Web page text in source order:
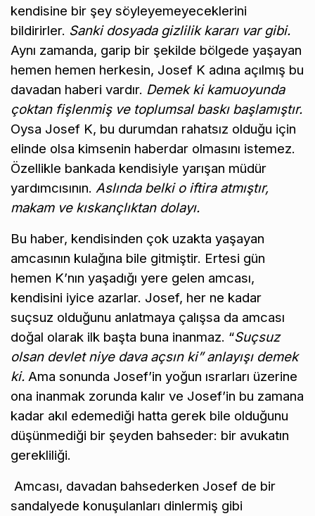
kendisine bir şey söyleyemeyeceklerini
bildirirler. Sanki dosyada gizlilik kararı var gibi.
Aynı zamanda, garip bir şekilde bölgede yaşayan
hemen hemen herkesin, Josef K adına açılmış bu
davadan haberi vardır. Demek ki kamuoyunda
çoktan fişlenmiş ve toplumsal baskı başlamıştır.
Oysa Josef K, bu durumdan rahatsız olduğu için
elinde olsa kimsenin haberdar olmasını istemez.
Özellikle bankada kendisiyle yarışan müdür
yardımcısının. Aslında belki o iftira atmıştır,
makam ve kıskançlıktan dolayı.
Bu haber, kendisinden çok uzakta yaşayan
amcasının kulağına bile gitmiştir. Ertesi gün
hemen K’nın yaşadığı yere gelen amcası,
kendisini iyice azarlar. Josef, her ne kadar
suçsuz olduğunu anlatmaya çalışsa da amcası
doğal olarak ilk başta buna inanmaz. “Suçsuz
olsan devlet niye dava açsın ki” anlayışı demek
ki. Ama sonunda Josef’in yoğun ısrarları üzerine
ona inanmak zorunda kalır ve Josef’in bu zamana
kadar akıl edemediği hatta gerek bile olduğunu
düşünmediği bir şeyden bahseder: bir avukatın
gerekliliği.
Amcası, davadan bahsederken Josef de bir
sandalyede konuşulanları dinlermiş gibi